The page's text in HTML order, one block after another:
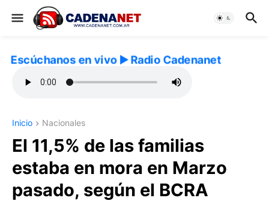
Escúchanos en vivo ▶️ Radio Cadenanet
Inicio Nacionales
El 11,5% de las familias
estaba en mora en Marzo
pasado, según el BCRA